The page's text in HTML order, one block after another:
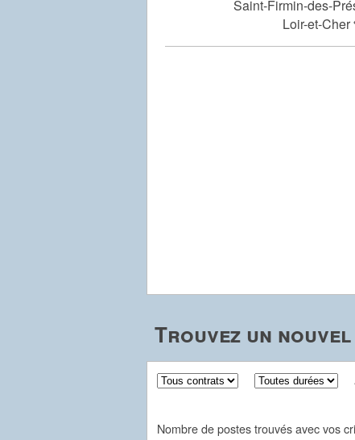
Saint-Firmin-des-
Loir-et-Cher
Trouvez un
Nombre de postes trouvés avec vos